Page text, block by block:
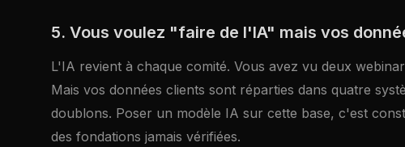
5. Vous voulez "faire de l'IA" mais vos
L'IA revient à chaque comité. Vous avez vu deux
Mais vos données clients sont réparties dans quatre
doublons. Poser un modèle IA sur cette base, c'est
des fondations jamais vérifiées.